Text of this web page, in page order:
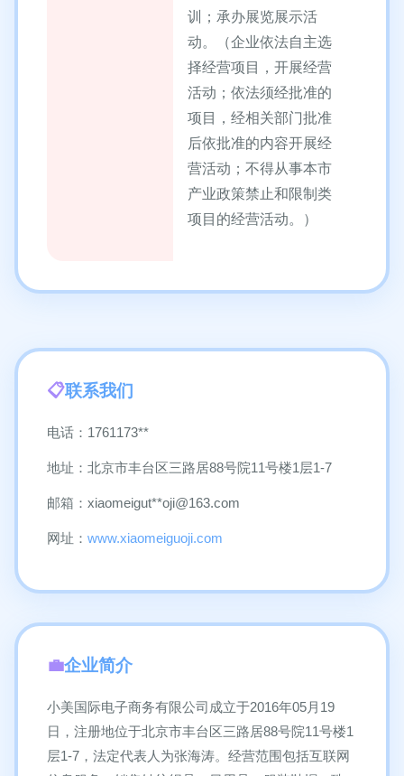
训；承办展览展示活
动。（企业依法自主选
择经营项目，开展经营
活动；依法须经批准的
项目，经相关部门批准
后依批准的内容开展经
营活动；不得从事本市
产业政策禁止和限制类
项目的经营活动。）
联系我们
电话：1761173**
地址：北京市丰台区三路居88号院11号楼1层1-7
邮箱：xiaomeigut**oji@163.com
网址： www.xiaomeiguoji.com
企业简介
小美国际电子商务有限公司成立于2016年05月19
日，注册地位于北京市丰台区三路居88号院11号楼1
层1-7，法定代表人为张海涛。经营范围包括互联网